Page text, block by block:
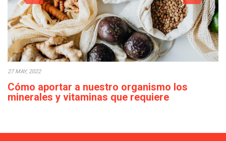
27 MAY, 2022
Cómo aportar a nuestro organismo los
minerales y vitaminas que requiere